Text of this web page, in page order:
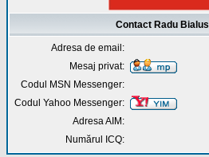
Contact Radu Bialus
Adresa de email:
Mesaj privat:
Codul MSN Messenger:
Codul Yahoo Messenger:
Adresa AIM:
Numărul ICQ: